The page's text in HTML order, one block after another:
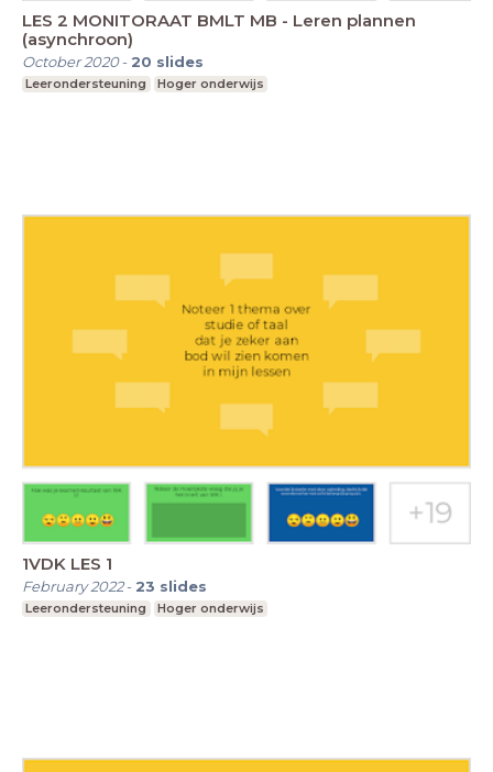
LES 2 MONITORAAT BMLT MB - Leren plannen
(asynchroon)
October 2020- 20 slides
Leerondersteuning Hoger onderwijs
1VDK LES 1
February 2022- 23 slides
Leerondersteuning Hoger onderwijs